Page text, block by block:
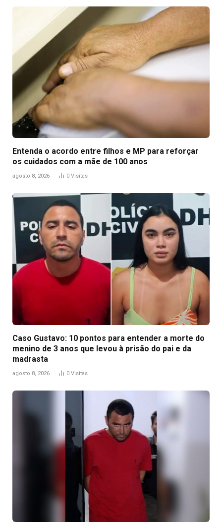
Entenda o acordo entre filhos e MP para reforçar
os cuidados com a mãe de 100 anos
agosto 8, 2026 0 Visitas
Caso Gustavo: 10 pontos para entender a morte do
menino de 3 anos que levou à prisão do pai e da
madrasta
agosto 8, 2026 0 Visitas